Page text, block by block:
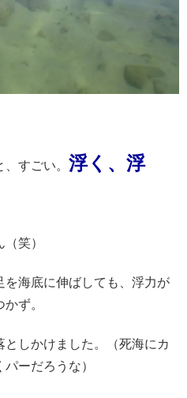
すごい。 浮く、浮
笑）
海底に伸ばしても、浮力が
ず。
しかけました。（死海にカ
ーだろうな）